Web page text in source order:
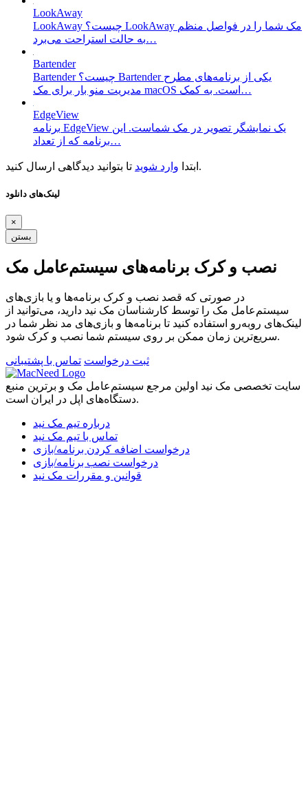
LookAway
LookAway چیست؟ LookAway مک شما را در فواصل منظم
به حالت استراحت می‌برد…
Bartender
Bartender چیست؟ Bartender یکی از برنامه‌های مطرح
مدیریت منو بار برای مک macOS است. به کمک…
EdgeView
برنامه EdgeView یک نمایشگر تصویر در مک شماست. این
برنامه که از تعداد…
ابتدا وارد شوید تا بتوانید دیدگاهی ارسال کنید.
لینک‌های دانلود
×
بستن
نصب و کرک برنامه‌های سیستم‌عامل مک
در صورتی که قصد نصب و کرک برنامه‌ها و یا بازی‌های
سیستم‌عامل مک را توسط کارشناسان مک نید دارید، می‌توانید از
لینک‌های رو‌به‌رو استفاده کنید تا برنامه‌ها و بازی‌های مد نظر شما در
سریع‌ترین زمان ممکن بر روی سیستم شما نصب و کرک شود.
ثبت درخواست تماس با پشتیبانی
سایت تخصصی مک نید اولین مرجع سیستم‌عامل مک و برترین منبع
دستگاه‌های اپل در ایران است.
درباره تیم مک نید
تماس با تیم مک نید
درخواست اضافه کردن برنامه/بازی
درخواست نصب برنامه/بازی
قوانین و مقررات مک نید